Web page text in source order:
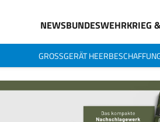
NEWSBUNDESWEHRKRIEG
GROSSGERÄT HEER